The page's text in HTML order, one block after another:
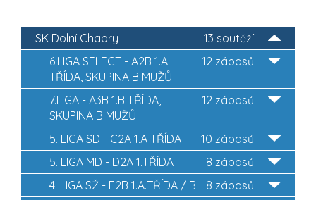
13 soutěží
SK Dolní Chabry
12 zápasů
6.LIGA SELECT - A2B 1.A
TŘÍDA, SKUPINA B MUŽŮ
12 zápasů
7.LIGA - A3B 1.B TŘÍDA,
SKUPINA B MUŽŮ
10 zápasů
5. LIGA SD - C2A 1.A TŘÍDA
8 zápasů
5. LIGA MD - D2A 1.TŘÍDA
8 zápasů
4. LIGA SŽ - E2B 1.A.TŘÍDA / B